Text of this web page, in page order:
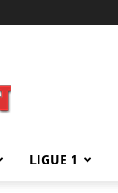
LIGUE 1